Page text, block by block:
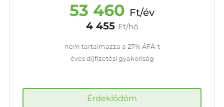
53 460 Ft/év
4 455 Ft/hó
nem tartalmazza a 27% ÁFÁ-t
éves díjfizetési gyakoriság
Érdeklődöm